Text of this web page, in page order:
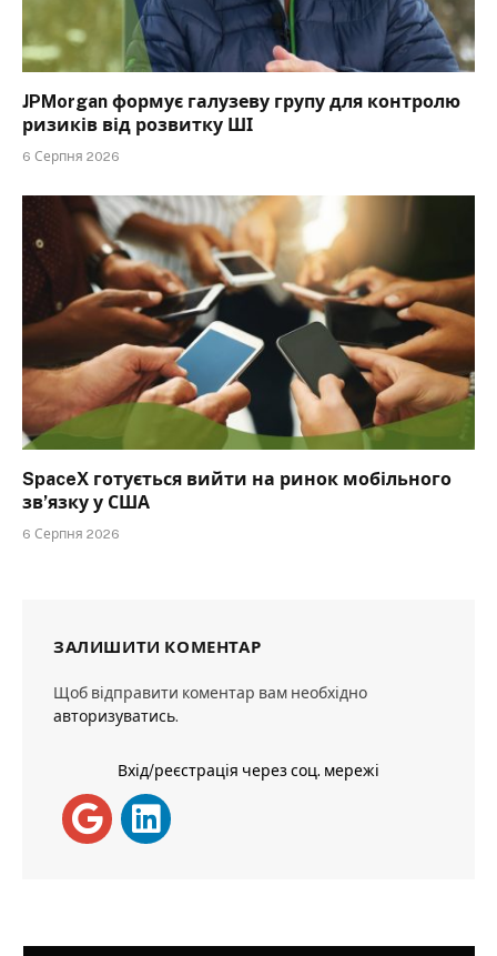
JPMorgan формує галузеву групу для контролю
ризиків від розвитку ШІ
6 Серпня 2026
SpaceX готується вийти на ринок мобільного
зв’язку у США
6 Серпня 2026
ЗАЛИШИТИ КОМЕНТАР
Щоб відправити коментар вам необхідно
авторизуватись.
Вхід/реєстрація через соц. мережі